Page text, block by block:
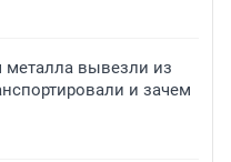
вывезли из
и зачем